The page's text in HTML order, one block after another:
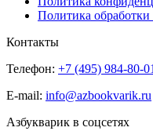
Политика
Контакты
Телефон: +7 (495) 984-80-01
E-mail: info@azbookvarik.ru
Азбукварик в соцсетях